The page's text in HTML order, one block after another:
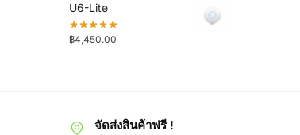
U6-Lite
฿4,450.00
จัดส่งสินค้าฟรี !